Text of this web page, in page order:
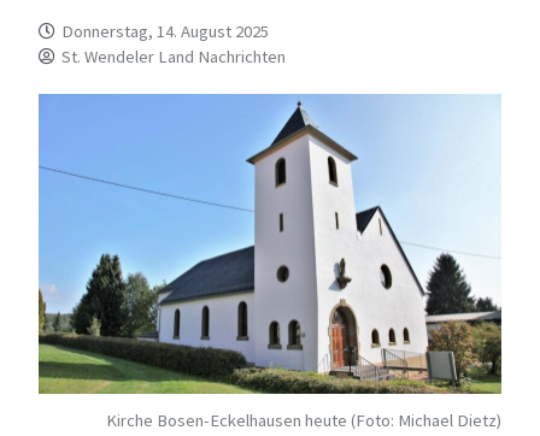
Donnerstag, 14. August 2025
St. Wendeler Land Nachrichten
Kirche Bosen-Eckelhausen heute (Foto: Michael Dietz)